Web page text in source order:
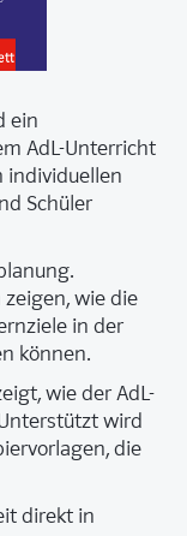
ein
AdL-Unterricht
individuellen
Schüler
wie die
in der
können.
wie der AdL-
wird
die
direkt in